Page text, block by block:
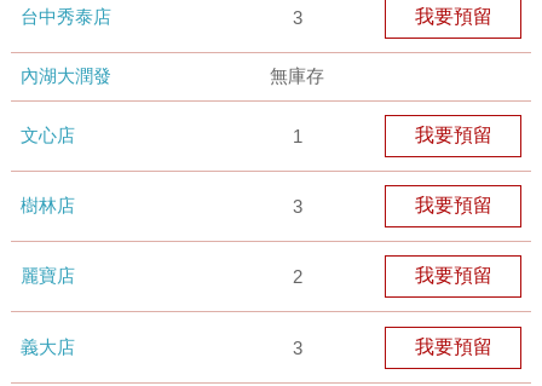
台中秀泰店 3 我要預留
內湖大潤發 無庫存
文心店 1 我要預留
樹林店 3 我要預留
麗寶店 2 我要預留
義大店 3 我要預留